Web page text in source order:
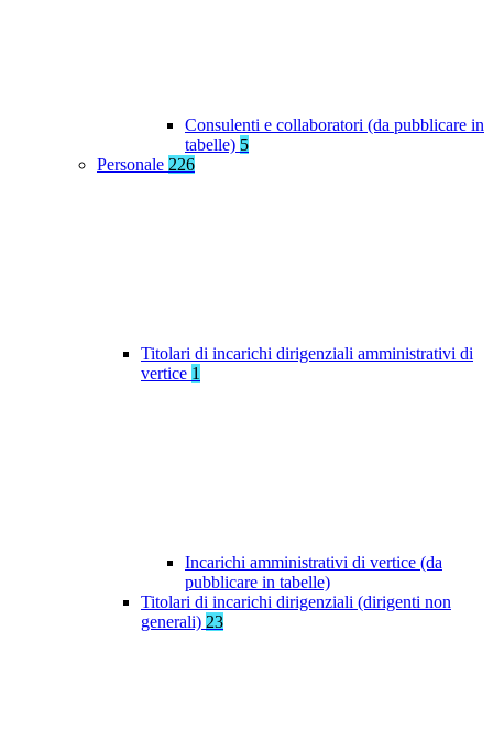
Consulenti e collaboratori (da pubblicare in
tabelle) 5
Personale 226
Titolari di incarichi dirigenziali amministrativi di
vertice 1
Incarichi amministrativi di vertice (da
pubblicare in tabelle)
Titolari di incarichi dirigenziali (dirigenti non
generali) 23